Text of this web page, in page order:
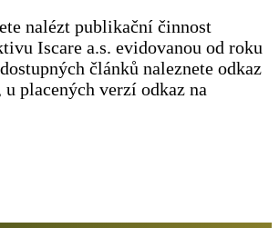
nalézt publikační činnost
Iscare a.s. evidovanou od roku
článků naleznete odkaz
placených verzí odkaz na